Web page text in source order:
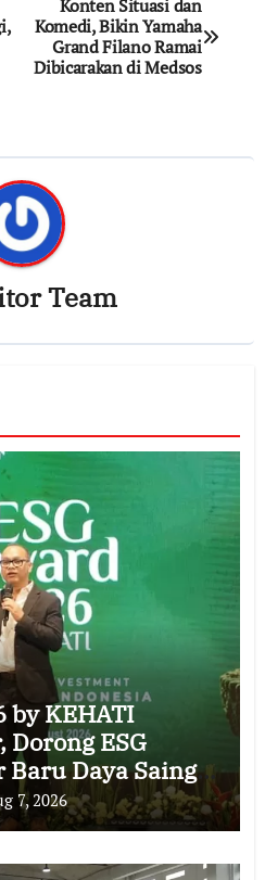
Konten Situasi dan
Komedi, Bikin Yamaha
Grand Filano Ramai
Dibicarakan di Medsos
Team
by KEHATI
ESG
Daya Saing
7, 2026